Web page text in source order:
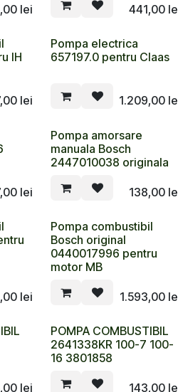
lei 441,00
IH
lei
Pompa electrica
657197.0 pentru Claas
1.209,00
lei
Pompa amorsare
manuala Bosch
2447010038 originala
138,00
lei
Pompa combustibil
Bosch original
0440017996 pentru
motor MB
1.593,00
lei
POMPA COMBUSTIBIL
2641338KR 100-7 100-
16 3801858
143,00